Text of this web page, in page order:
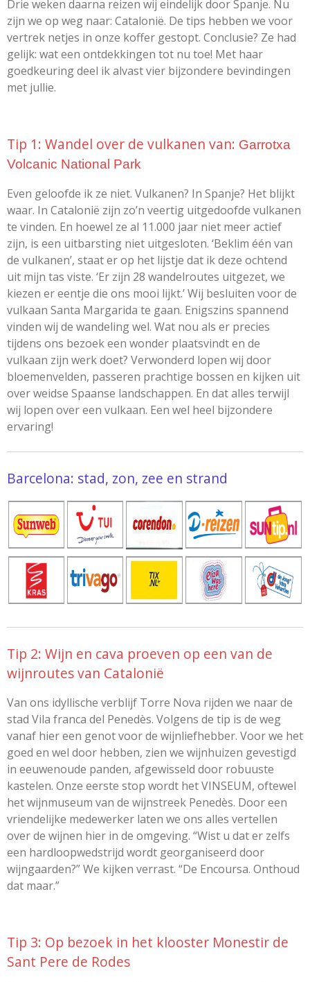
Drie weken daarna reizen wij eindelijk door Spanje. Nu
zijn we op weg naar: Catalonië. De tips hebben we voor
vertrek netjes in onze koffer gestopt. Conclusie? Ze had
gelijk: wat een ontdekkingen tot nu toe! Met haar
goedkeuring deel ik alvast vier bijzondere bevindingen
met jullie.
Tip 1: Wandel over de vulkanen van: Garrotxa
Volcanic National Park
Even geloofde ik ze niet. Vulkanen? In Spanje? Het blijkt
waar. In Catalonië zijn zo’n veertig uitgedoofde vulkanen
te vinden. En hoewel ze al 11.000 jaar niet meer actief
zijn, is een uitbarsting niet uitgesloten. ‘Beklim één van
de vulkanen’, staat er op het lijstje dat ik deze ochtend
uit mijn tas viste. ‘Er zijn 28 wandelroutes uitgezet, we
kiezen er eentje die ons mooi lijkt.’ Wij besluiten voor de
vulkaan Santa Margarida te gaan. Enigszins spannend
vinden wij de wandeling wel. Wat nou als er precies
tijdens ons bezoek een wonder plaatsvindt en de
vulkaan zijn werk doet? Verwonderd lopen wij door
bloemenvelden, passeren prachtige bossen en kijken uit
over weidse Spaanse landschappen. En dat alles terwijl
wij lopen over een vulkaan. Een wel heel bijzondere
ervaring!
Barcelona: stad, zon, zee en strand
Tip 2: Wijn en cava proeven op een van de
wijnroutes van Catalonië
Van ons idyllische verblijf Torre Nova rijden we naar de
stad Vila franca del Penedès. Volgens de tip is de weg
vanaf hier een genot voor de wijnliefhebber. Voor we het
goed en wel door hebben, zien we wijnhuizen gevestigd
in eeuwenoude panden, afgewisseld door robuuste
kastelen. Onze eerste stop wordt het VINSEUM, oftewel
het wijnmuseum van de wijnstreek Penedès. Door een
vriendelijke medewerker laten we ons alles vertellen
over de wijnen hier in de omgeving. “Wist u dat er zelfs
een hardloopwedstrijd wordt georganiseerd door
wijngaarden?” We kijken verrast. “De Encoursa. Onthoud
dat maar.”
Tip 3: Op bezoek in het klooster Monestir de
Sant Pere de Rodes